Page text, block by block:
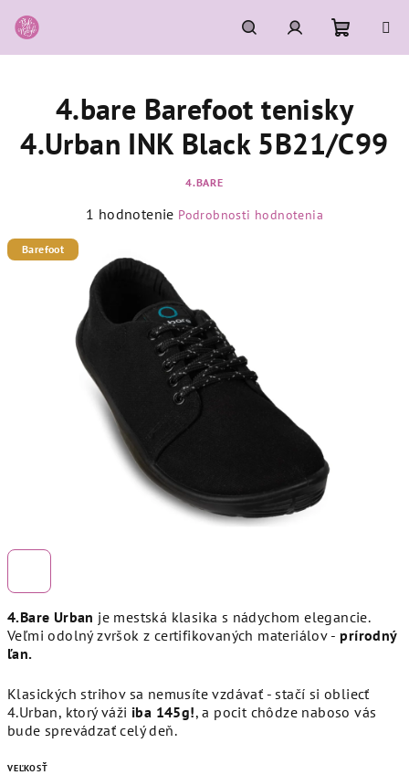
na
obsah
HľadaťPrihlásenie
košík
4.Bare Urban je mestská klasika s nádychom elegancie.
Veľmi odolný zvršok z certifikovaných materiálov - prírodný
ľan.
Klasických strihov sa nemusíte vzdávať - ​​stačí si obliecť
4.Urban, ktorý váži iba 145g!, a pocit chôdze naboso vás
bude sprevádzať celý deň.
VEĽKOSŤ
4.bare Barefoot tenisky
4.Urban INK Black 5B21/C99
4.BARE
Priemerné
5,0
z
5
hviezdičiek.
1 hodnotenie Podrobnosti hodnotenia
Barefoot